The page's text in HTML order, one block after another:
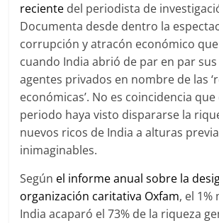
reciente del periodista de
Documenta desde dentro la
corrupción y atracón económico
cuando India abrió de par en par
agentes privados en nombre de las
económicas’. No es coincidencia
periodo haya visto dispararse la
nuevos ricos de India a alturas
inimaginables.
Según el informe anual sobre la
organización caritativa Oxfam, el 1%
India acaparó el 73% de la riqueza